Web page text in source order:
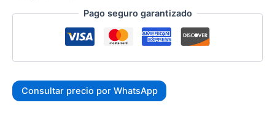
Pago seguro garantizado
Consultar precio por WhatsApp